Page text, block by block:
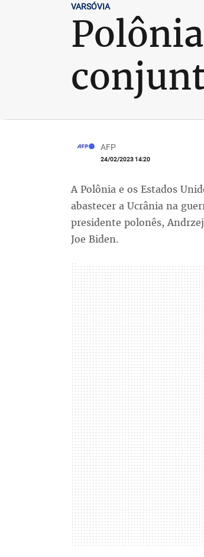
VARSÓVIA
AFP
24/02/2023 14:20
A Polônia e os Estados
abastecer a Ucrânia na
presidente polonês,
Joe Biden.